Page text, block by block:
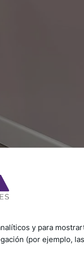
y para
(por ejemplo,